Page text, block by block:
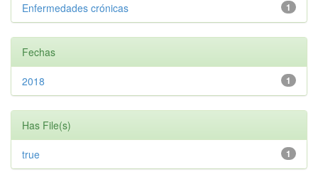
1
Enfermedades crónicas
Fechas
1
2018
Has File(s)
1
true